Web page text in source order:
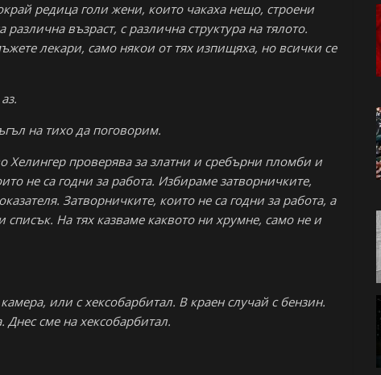
редица голи жени, които чакаха нещо, строени
възраст, с различна структура на тялото.
лекари, само някои от тях изпищяха, но всички се
на тихо да поговорим.
Хелингер проверява за златни и сребърни пломби и
не са годни за работа. Избираме затворничките,
Затворничките, които не са годни за работа, а
списък. На тях казваме каквото ни хрумне, само не и
или с хексобарбитал. В краен случай с бензин.
сме на хексобарбитал.